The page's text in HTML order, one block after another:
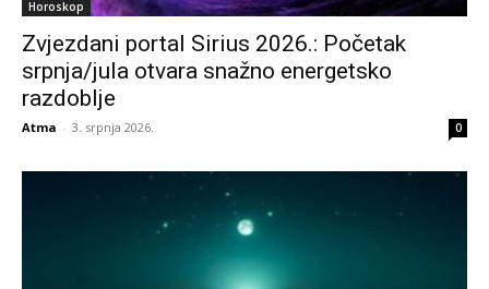
Horoskop
Zvjezdani portal Sirius 2026.: Početak
srpnja/jula otvara snažno energetsko
razdoblje
Atma - 3. srpnja 2026. 0